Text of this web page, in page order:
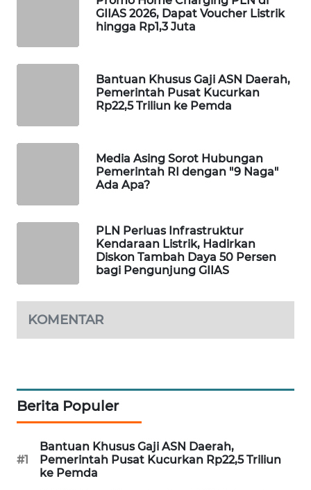
GIIAS 2026, Dapat Voucher Listrik
hingga Rp1,3 Juta
Bantuan Khusus Gaji ASN Daerah,
Pemerintah Pusat Kucurkan
Rp22,5 Triliun ke Pemda
Media Asing Sorot Hubungan
Pemerintah RI dengan "9 Naga"
Ada Apa?
PLN Perluas Infrastruktur
Kendaraan Listrik, Hadirkan
Diskon Tambah Daya 50 Persen
bagi Pengunjung GIIAS
KOMENTAR
Berita Populer
#1
Bantuan Khusus Gaji ASN Daerah,
Pemerintah Pusat Kucurkan Rp22,5 Triliun
ke Pemda
PORTAL
ALPERKLINAS
TAMBANG
NEWS
NEWS